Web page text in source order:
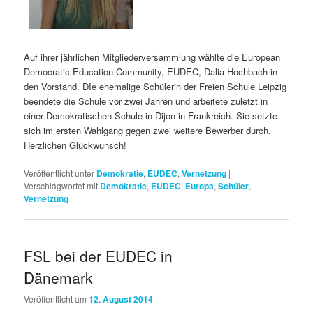
Auf ihrer jährlichen Mitgliederversammlung wählte die European
Democratic Education Community, EUDEC, Dalia Hochbach in
den Vorstand. DIe ehemalige Schülerin der Freien Schule Leipzig
beendete die Schule vor zwei Jahren und arbeitete zuletzt in
einer Demokratischen Schule in Dijon in Frankreich. Sie setzte
sich im ersten Wahlgang gegen zwei weitere Bewerber durch.
Herzlichen Glückwunsch!
Veröffentlicht unter Demokratie, EUDEC,Vernetzung |
Verschlagwortet mit Demokratie, EUDEC, Europa,Schüler,
Vernetzung
FSL bei der EUDEC in
Dänemark
Veröffentlicht am12. August 2014